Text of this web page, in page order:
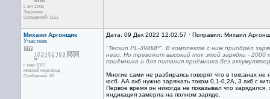
с окт 2005
Зауралье
Сообщений: 1151
Михаил Аргонщик
Участник
с мар 2021
Нижний Новгород
Сообщений: 80
Дата: 09 Дек 2022 12:02:57 · Поправил: Михаил
"Tecsun PL-398MP". В комплекте с ним приобрёл
него. Но тревожит высокий ток этой зарядки - 2000
приёмника и для питания приёмника без
Многие сами не разбираясь говорят что в тексанах
юсб. АА акб нужно заряжать током 0,1-0,2А, 3 акб с
Первое время он никогда не показывал что
индикация замерла на полном заряде.